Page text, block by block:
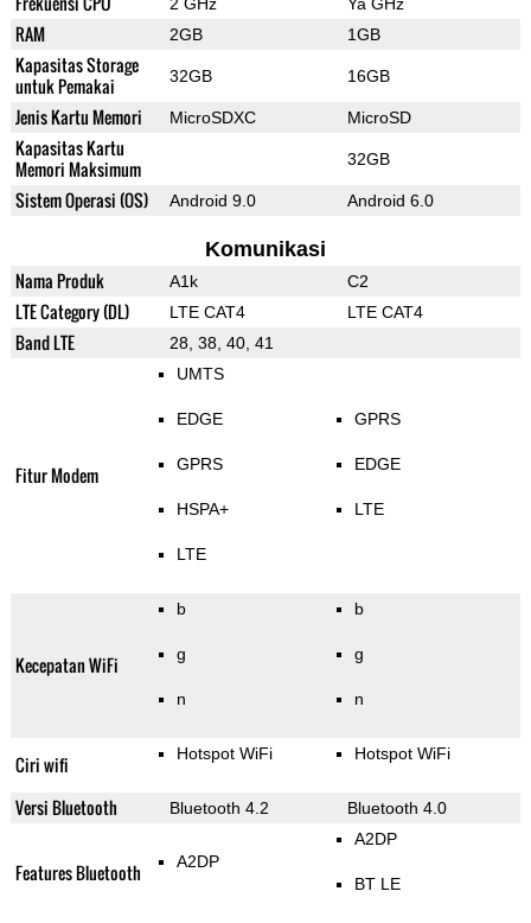
RAM 2GB 1GB
Kapasitas Storage
untuk Pemakai
32GB 16GB
Jenis Kartu Memori MicroSDXC MicroSD
Kapasitas Kartu
Memori Maksimum
32GB
Sistem Operasi (OS) Android 9.0 Android 6.0
Komunikasi
Nama Produk A1k C2
LTE Category (DL) LTE CAT4 LTE CAT4
Band LTE 28, 38, 40, 41
Fitur Modem
UMTS
EDGE
GPRS
HSPA+
LTE
GPRS
EDGE
LTE
Kecepatan WiFi
b
g
n
b
g
n
Ciri wifi Hotspot WiFi Hotspot WiFi
Versi Bluetooth Bluetooth 4.2 Bluetooth 4.0
Features Bluetooth A2DP
A2DP
BT LE